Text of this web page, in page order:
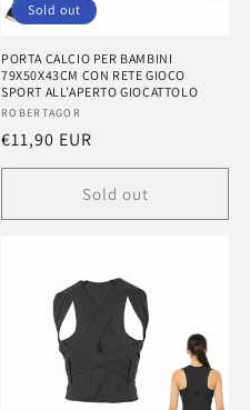
Sold out
PORTA CALCIO PER BAMBINI
79X50X43CM CON RETE GIOCO
SPORT ALL’APERTO GIOCATTOLO
Vendor:
ROBERTAGOR
Regular
price
€11,90 EUR
Sold out